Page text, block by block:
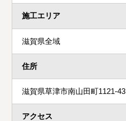
施工エリア
滋賀県全域
住所
滋賀県草津市南山田町1121-43
アクセス